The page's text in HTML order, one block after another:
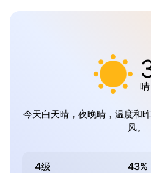
晴
今天白天晴，夜晚晴，温度和
风。
4级 43%